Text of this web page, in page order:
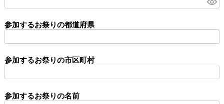
必
)
参加するお祭りの都道府県
参加するお祭りの市区町村
参加するお祭りの名前